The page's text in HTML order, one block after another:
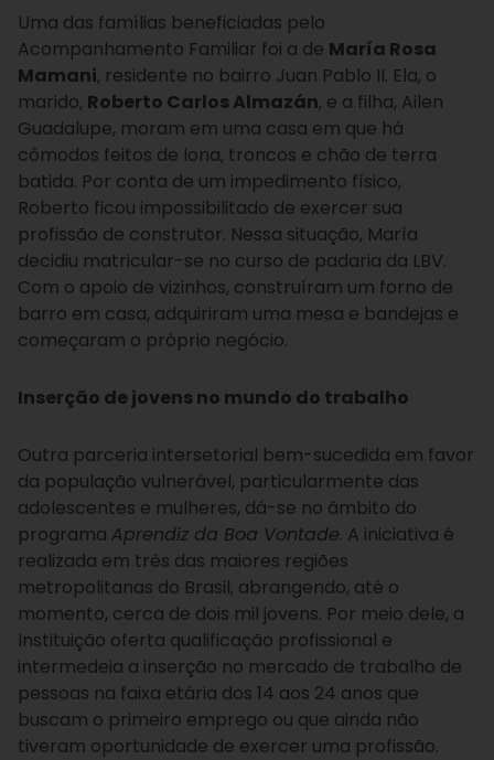
Uma das famílias beneficiadas pelo
Acompanhamento Familiar foi a de María Rosa
Mamani, residente no bairro Juan Pablo II. Ela, o
marido, Roberto Carlos Almazán, e a filha, Ailen
Guadalupe, moram em uma casa em que há
cômodos feitos de lona, troncos e chão de terra
batida. Por conta de um impedimento físico,
Roberto ficou impossibilitado de exercer sua
profissão de construtor. Nessa situação, María
decidiu matricular-se no curso de padaria da LBV.
Com o apoio de vizinhos, construíram um forno de
barro em casa, adquiriram uma mesa e bandejas e
começaram o próprio negócio.
Inserção de jovens no mundo do trabalho
Outra parceria intersetorial bem-sucedida em favor
da população vulnerável, particularmente das
adolescentes e mulheres, dá-se no âmbito do
programa Aprendiz da Boa Vontade. A iniciativa é
realizada em três das maiores regiões
metropolitanas do Brasil, abrangendo, até o
momento, cerca de dois mil jovens. Por meio dele, a
Instituição oferta qualificação profissional e
intermedeia a inserção no mercado de trabalho de
pessoas na faixa etária dos 14 aos 24 anos que
buscam o primeiro emprego ou que ainda não
tiveram oportunidade de exercer uma profissão.